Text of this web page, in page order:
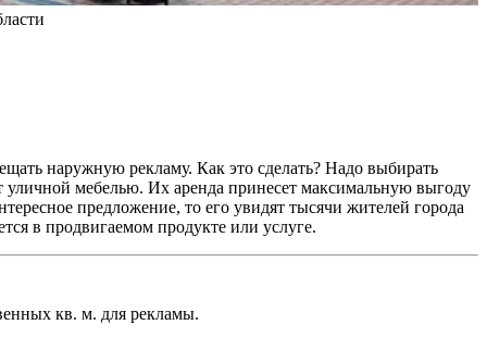
наружную рекламу. Как это сделать? Надо выбирать
мебелью. Их аренда принесет максимальную выгоду
предложение, то его увидят тысячи жителей города
в продвигаемом продукте или услуге.
кв. м. для рекламы.